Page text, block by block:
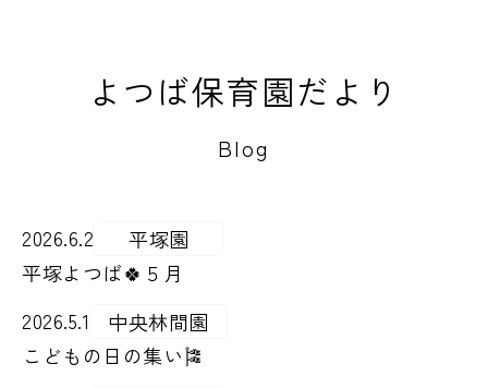
よつば保育園だより
Blog
2026.6.2
平塚園
平塚よつば🍀５月
2026.5.1
中央林間園
こどもの日の集い🎏